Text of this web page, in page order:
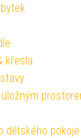
křesla
dětského pokoje